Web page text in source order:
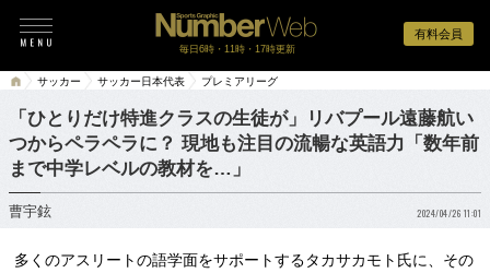
有料会員
毎日6時・11時・17時更新
サッカー サッカー日本代表 プレミアリーグ
「ひとりだけ特進クラスの生徒が」リバプール遠藤航い
つからペラペラに？ 現地も注目の流暢な英語力「数年前
まで中学レベルの教材を…」
曹宇鉉 2024/04/26 11:01
多くのアスリートの語学面をサポートするタカサカモト氏に、その